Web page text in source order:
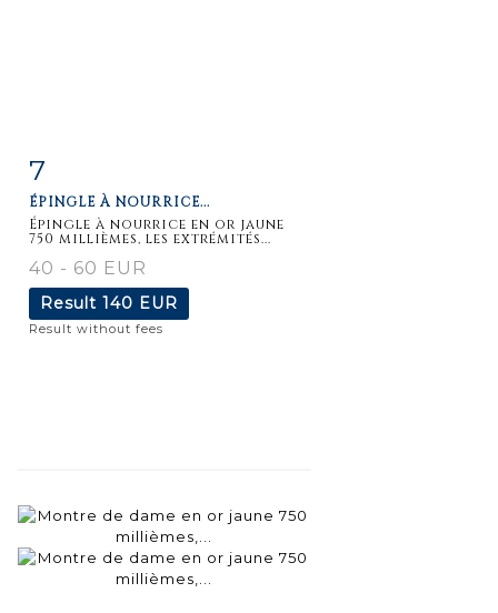
7
ÉPINGLE À NOURRICE...
Épingle à nourrice en or jaune
750 millièmes, les extrémités...
40 - 60 EUR
Result 140 EUR
Result without fees